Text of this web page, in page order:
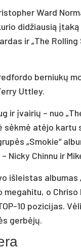
Ward
didžiausią
ir „The
berniukų
Uttley.
įvairių – nuo
atėjo kartu
„Smokie“
Chinnu ir
išleistas
o
10 pozicijas.
gerbėjų.